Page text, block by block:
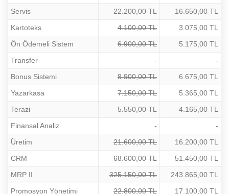
Servis 22.200,00 TL
16.650,00 TL
Kartoteks
4.100,00 TL
3.075,00 TL
Ön Ödemeli Sistem
6.900,00 TL
5.175,00 TL
Transfer
-
-
Bonus Sistemi
8.900,00 TL
6.675,00 TL
Yazarkasa
7.150,00 TL
5.365,00 TL
Terazi
5.550,00 TL
4.165,00 TL
Finansal Analiz
-
-
Üretim
21.600,00 TL
16.200,00 TL
CRM
68.600,00 TL
51.450,00 TL
MRP II
325.150,00 TL
243.865,00 TL
Promosyon Yönetimi
22.800,00 TL
17.100,00 TL